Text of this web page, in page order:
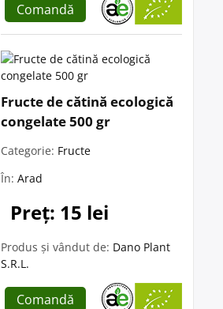
Comandă
Fructe de cătină ecologică
congelate 500 gr
Categorie: Fructe
În: Arad
Preț: 15 lei
Produs și vândut de: Dano Plant
S.R.L.
Comandă